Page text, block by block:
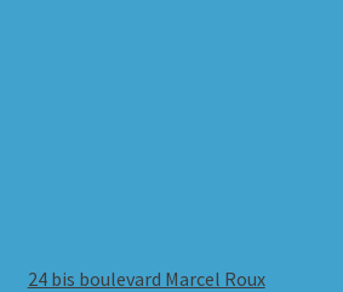
24 bis boulevard Marcel Roux